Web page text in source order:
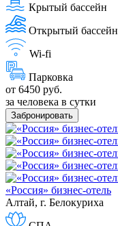
Крытый бассейн
Открытый бассейн
Wi-fi
Парковка
от 6450 руб.
за человека в сутки
Забронировать
«Россия» бизнес-отель
Алтай, г. Белокуриха